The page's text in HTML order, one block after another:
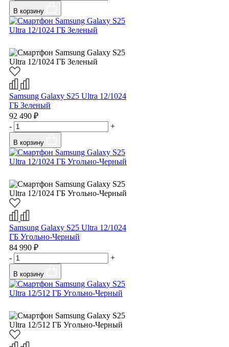
В корзину
Samsung Galaxy S25 Ultra 12/1024
ГБ Зеленый
92 490 ₽
-
+
В корзину
Samsung Galaxy S25 Ultra 12/1024
ГБ Угольно-Черный
84 990 ₽
-
+
В корзину